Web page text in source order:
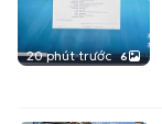
20 phút trước 6